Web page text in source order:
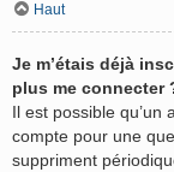
Haut
Je m’étais déjà
plus me connecter
Il est possible
compte pour une
suppriment